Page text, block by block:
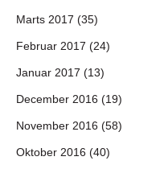
Marts 2017 (35)
Februar 2017 (24)
Januar 2017 (13)
December 2016 (19)
November 2016 (58)
Oktober 2016 (40)